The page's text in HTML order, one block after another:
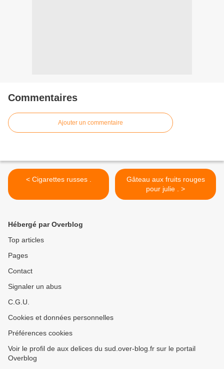
Commentaires
Ajouter un commentaire
< Cigarettes russes .
Gâteau aux fruits rouges
pour julie . >
Hébergé par Overblog
Top articles
Pages
Contact
Signaler un abus
C.G.U.
Cookies et données personnelles
Préférences cookies
Voir le profil de aux delices du sud.over-blog.fr sur le portail
Overblog